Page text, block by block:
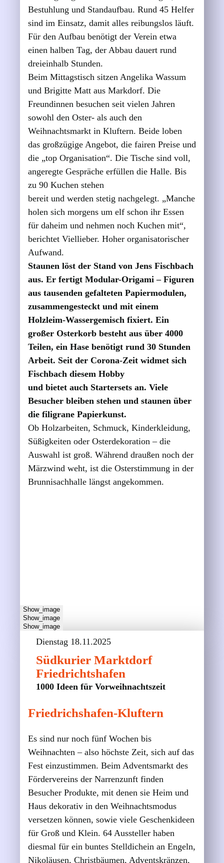
Bestuhlung und Standaufbau. Rund 45 Helfer
sind im Einsatz, damit alles reibungslos läuft.
Für den Aufbau benötigt der Verein etwa
einen halben Tag, der Abbau dauert rund
dreieinhalb Stunden.
Beim Mittagstisch sitzen Angelika Wassum
und Brigitte Matt aus Markdorf. Die
Freundinnen besuchen seit vielen Jahren
sowohl den Oster- als auch den
Weihnachtsmarkt in Kluftern. Beide loben
das großzügige Angebot, die fairen Preise und
die „top Organisation“. Die Tische sind voll,
angeregte Gespräche erfüllen die Halle. Bis
zu 90 Kuchen stehen
bereit und werden stetig nachgelegt. „Manche
holen sich morgens um elf schon ihr Essen
für daheim und nehmen noch Kuchen mit“,
berichtet Viellieber. Hoher organisatorischer
Aufwand.
Staunen löst der Stand von Jens Fischbach
aus. Er fertigt Modular-Origami – Figuren
aus tausenden gefalteten Papiermodulen,
zusammengesteckt und mit einem
Holzleim-Wassergemisch fixiert. Ein
großer Osterkorb besteht aus über 4000
Teilen, ein Hase benötigt rund 30 Stunden
Arbeit. Seit der Corona-Zeit widmet sich
Fischbach diesem Hobby
und bietet auch Startersets an. Viele
Besucher bleiben stehen und staunen über
die filigrane Papierkunst.
Ob Holzarbeiten, Schmuck, Kinderkleidung,
Süßigkeiten oder Osterdekoration – die
Auswahl ist groß. Während draußen noch der
Märzwind weht, ist die Osterstimmung in der
Brunnisachhalle längst angekommen.
Show_image
Show_image
Show_image
Dienstag 18.11.2025
Südkurier Marktdorf
Friedrichtshafen
1000 Ideen für Vorweihnachtszeit
Friedrichshafen-Kluftern
Es sind nur noch fünf Wochen bis
Weihnachten – also höchste Zeit, sich auf das
Fest einzustimmen. Beim Adventsmarkt des
Fördervereins der Narrenzunft finden
Besucher Produkte, mit denen sie Heim und
Haus dekorativ in den Weihnachtsmodus
versetzen können, sowie viele Geschenkideen
für Groß und Klein. 64 Aussteller haben
diesmal für ein buntes Stelldichein an Engeln,
Nikoläusen, Christbäumen, Adventskränzen,